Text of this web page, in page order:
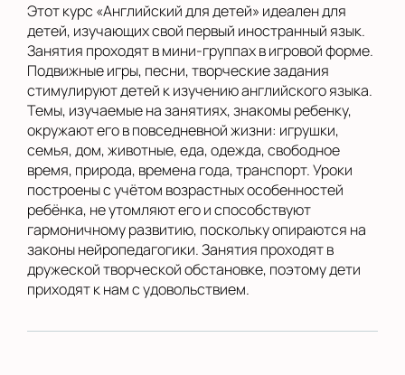
Этот курс «Английский для детей» идеален для
детей, изучающих свой первый иностранный язык.
Занятия проходят в мини-группах в игровой форме.
Подвижные игры, песни, творческие задания
стимулируют детей к изучению английского языка.
Темы, изучаемые на занятиях, знакомы ребенку,
окружают его в повседневной жизни: игрушки,
семья, дом, животные, еда, одежда, свободное
время, природа, времена года, транспорт. Уроки
построены с учётом возрастных особенностей
ребёнка, не утомляют его и способствуют
гармоничному развитию, поскольку опираются на
законы нейропедагогики. Занятия проходят в
дружеской творческой обстановке, поэтому дети
приходят к нам с удовольствием.